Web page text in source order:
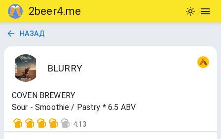
2beer4.me
НАЗАД
BLURRY
COVEN BREWERY
Sour - Smoothie / Pastry * 6.5 ABV
4.13